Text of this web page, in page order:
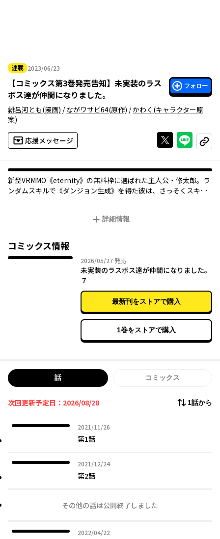
連載 2023/06/23
2023年06月23日
【コミックス第3巻発売告知】 未実装のラス
ボス達が仲間になりました。
フォロー
緋呂河とも(漫画) /ながワサビ64(原作) /かわく (キャラクター原
案)
応援メッセージ Xで投稿する
ライン
コピー
新型VRMMO《eternity》の無料枠に選ばれた主人公・修太郎。ラ
ンダムスキルで《ダンジョン生成》を得た彼は、さっそくスキル
ーム世界になってしまった。
のエリア《ロス・マオラ城》にいた。そしてそこにいたのは、6つ
の世界それぞれを統べる魔王たち…。ひょんなことから彼らを従
えることになった修太朗は、デスゲームと化したeternityからの
詳細情報
コミックス情報
2026/05/272026年05月27日
発売
未実装のラスボス達が仲間になりました。
７
最新刊をストアで購入
1巻をストアで購入
話 コミックス
次回更新予定日：2026/08/28 1話から
2021/11/26
2021年11月26日
第1話
2021/12/24
2021年12月24日
第2話
その他の話は公開終了しました
2022/04/22
2022年04月22日